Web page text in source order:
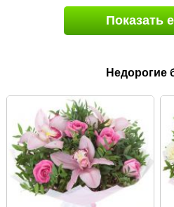
Показать
Недорогие